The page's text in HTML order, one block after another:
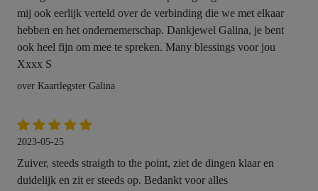
mij ook eerlijk verteld over de verbinding die we met elkaar
hebben en het ondernemerschap. Dankjewel Galina, je bent
ook heel fijn om mee te spreken. Many blessings voor jou
Xxxx S
over Kaartlegster Galina
2023-05-25
Zuiver, steeds straigth to the point, ziet de dingen klaar en
duidelijk en zit er steeds op. Bedankt voor alles